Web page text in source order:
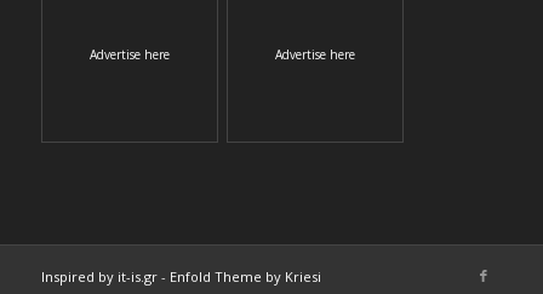
Advertise here Advertise here
Inspired by it-is.gr- Enfold Theme by Kriesi